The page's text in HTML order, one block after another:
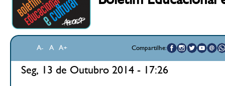
A- A A+ Compartilhe:
Seg, 13 de Outubro 2014 - 17:26